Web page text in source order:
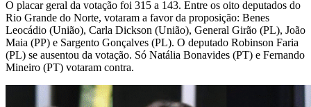
O placar geral da votação foi 315 a 143. Entre os oito deputados do
Rio Grande do Norte, votaram a favor da proposição: Benes
Leocádio (União), Carla Dickson (União), General Girão (PL), João
Maia (PP) e Sargento Gonçalves (PL). O deputado Robinson Faria
(PL) se ausentou da votação. Só Natália Bonavides (PT) e Fernando
Mineiro (PT) votaram contra.